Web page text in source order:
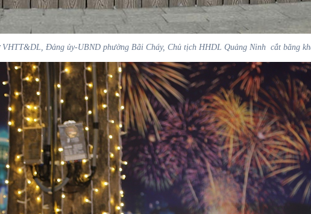
Đảng ủy-UBND phường Bãi Cháy, Chủ tịch HHDL Quảng Ninh cắt băng